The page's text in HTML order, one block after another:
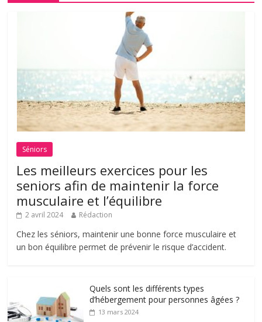
Séniors
Les meilleurs exercices pour les
seniors afin de maintenir la force
musculaire et l’équilibre
2 avril 2024 Rédaction
Chez les séniors, maintenir une bonne force musculaire et
un bon équilibre permet de prévenir le risque d’accident.
Quels sont les différents types
d’hébergement pour personnes âgées ?
13 mars 2024